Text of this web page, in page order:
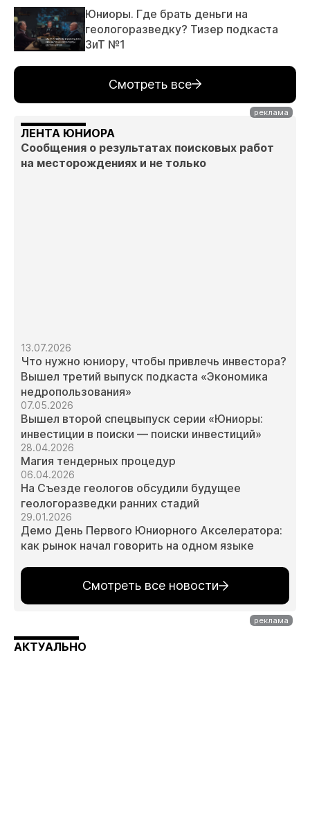
Юниоры. Где брать деньги на
геологоразведку? Тизер подкаста
ЗиТ №1
Смотреть все
ЛЕНТА ЮНИОРА
Сообщения о результатах поисковых работ
на месторождениях и не только
13.07.2026
Что нужно юниору, чтобы привлечь инвестора?
Вышел третий выпуск подкаста «Экономика
недропользования»
07.05.2026
Вышел второй спецвыпуск серии «Юниоры:
инвестиции в поиски — поиски инвестиций»
28.04.2026
Магия тендерных процедур
06.04.2026
На Съезде геологов обсудили будущее
геологоразведки ранних стадий
29.01.2026
Демо День Первого Юниорного Акселератора:
как рынок начал говорить на одном языке
Смотреть все новости
АКТУАЛЬНО